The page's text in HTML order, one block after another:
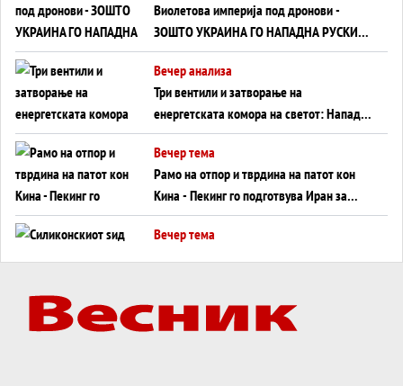
Виолетова империја под дронови -
ЗОШТО УКРАИНА ГО НАПАДНА РУСКИОТ
WILDBERRIES
Вечер анализа
Три вентили и затворање на
енергетската комора на светот: Нападот
во Суец најавува глобален енергетски
инфаркт?
Вечер тема
Рамо на отпор и тврдина на патот кон
Кина - Пекинг го подготвува Иран за
американска копнена инвазија
Вечер тема
Вечер тема